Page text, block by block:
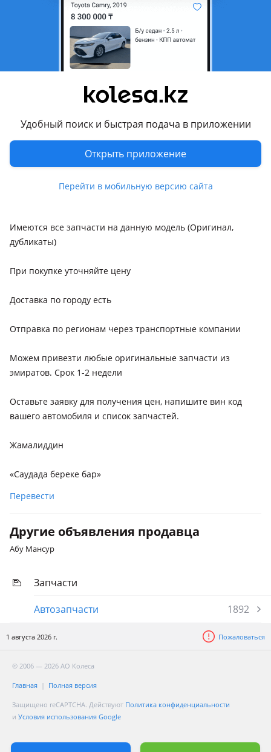
Удобный поиск и быстрая подача в приложении
Открыть приложение
Перейти в мобильную версию сайта
Подходит на авто
Hyundai Tucson
2023 - н.в. 4 поколение рестайлинг (NX4), 2020 - н.в. 4
Комментарий продавца
В продаже Накладка заднего бампера ромбик Hyundai
Tucson 2020-2024 NEW ORIGINAL
Имеются все запчасти на данную модель (Оригинал,
дубликаты)
При покупке уточняйте цену
Доставка по городу есть
Отправка по регионам через транспортные компании
Можем привезти любые оригинальные запчасти из
эмиратов. Срок 1-2 недели
Оставьте заявку для получения цен, напишите вин код
вашего автомобиля и список запчастей.
Жамалиддин
«Саудада береке бар»
Перевести
Другие объявления продавца
Абу Мансур
Запчасти
Автозапчасти
1892
1 августа 2026 г. Пожаловаться
© 2006 — 2026 АО Колеса
Главная Полная версия
Защищено reCAPTCHA. Действуют Политика конфиденциальности
и Условия использования Google